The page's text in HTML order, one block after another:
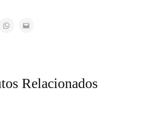
Relacionados